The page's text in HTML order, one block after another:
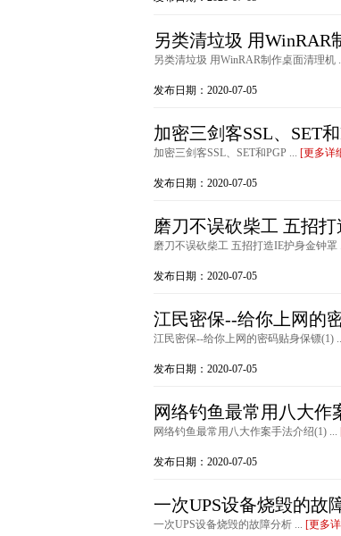
另类清垃圾 用WinRAR
另类清垃圾 用WinRAR制作桌面清理机
发布日期：2020-07-05
加密三剑客SSL、SET和
加密三剑客SSL、SET和PGP ... [更多详
发布日期：2020-07-05
磨刀不误砍柴工 五招
磨刀不误砍柴工 五招打造IE护身金钟罩
发布日期：2020-07-05
江民密保--给你上网的
江民密保--给你上网的密码贴身保镖(1)
发布日期：2020-07-05
网络钓鱼最常用八大作
网络钓鱼最常用八大作案手法介绍(1) ...
发布日期：2020-07-05
一次UPS设备烧毁的故
一次UPS设备烧毁的故障分析 ... [更多